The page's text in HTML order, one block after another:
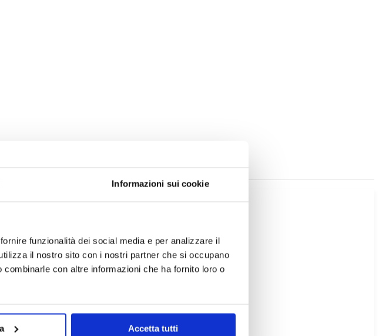
Informazioni sui cookie
funzionalità dei social media e per analizzare il
il nostro sito con i nostri partner che si occupano
con altre informazioni che ha fornito loro o
Accetta tutti